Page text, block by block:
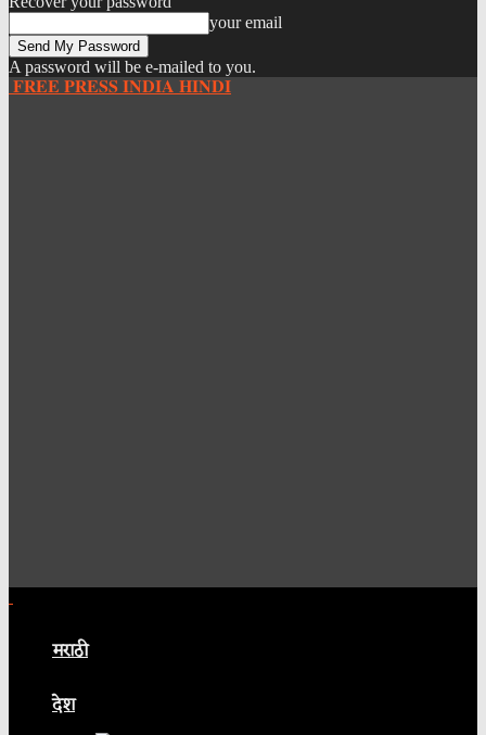
your email
A password will be e-mailed to you.
𝐅𝐑𝐄𝐄 𝐏𝐑𝐄𝐒𝐒 𝐈𝐍𝐃𝐈𝐀 𝐇𝐈𝐍𝐃𝐈
मराठी
देश